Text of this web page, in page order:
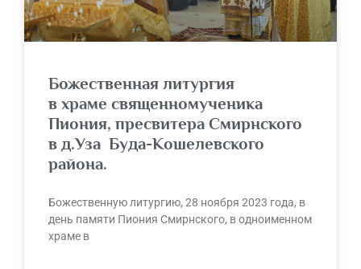
Божественная литургия
в храме священномученика
Пиония, пресвитера Смирнского
в д.Уза Буда-Кошелевского
района.
Божественную литургию, 28 ноября 2023 года, в
день памяти Пиония Смирнского, в одноименном
храме в